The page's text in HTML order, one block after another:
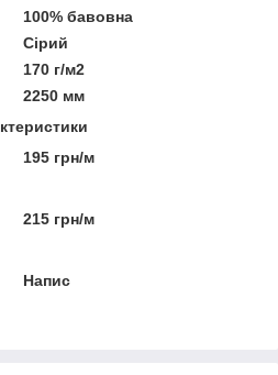
100% бавовна
Сірий
170 г/м2
2250 мм
195 грн/м
215 грн/м
Напис